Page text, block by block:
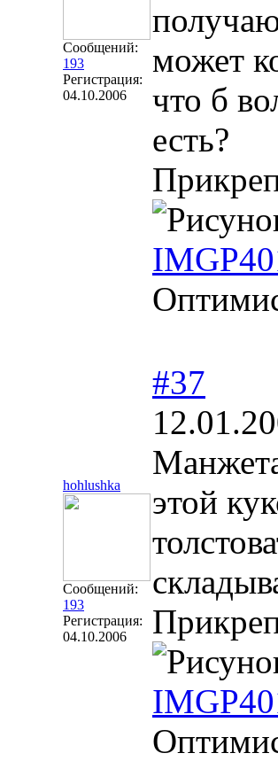
Сообщений:
193
Регистрация:
04.10.2006
может
что б
есть?
hohlushka
Сообщений:
193
Регистрация:
04.10.2006
#37
этой